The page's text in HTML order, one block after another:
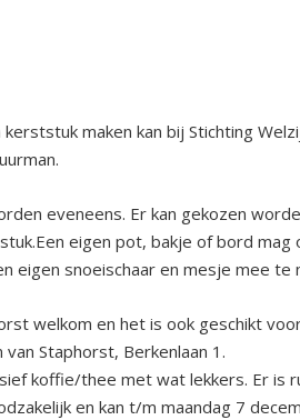
maken kan bij Stichting
eveneens. Er kan gekozen
eigen pot, bakje of bord mag
eigen snoeischaar en mesje mee te
welkom en het is ook geschikt
Staphorst, Berkenlaan 1.
koffie/thee met wat lekkers. Er is
en kan t/m maandag 7